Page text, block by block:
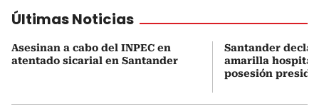
Últimas Noticias
Asesinan a cabo del INPEC en
atentado sicarial en Santander
Santander
amarilla
posesión